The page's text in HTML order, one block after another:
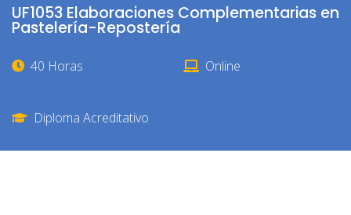
UF1053 Elaboraciones Complementarias en
Pastelería-Repostería
40 Horas Online
Diploma Acreditativo